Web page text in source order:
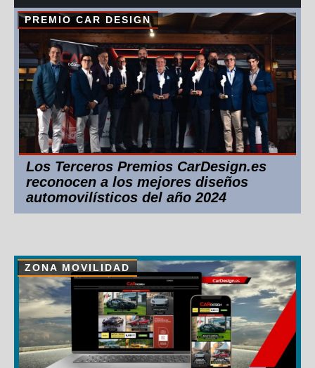
PREMIO CAR DESIGN
Los Terceros Premios CarDesign.es
reconocen a los mejores diseños
automovilísticos del año 2024
ZONA MOVILIDAD